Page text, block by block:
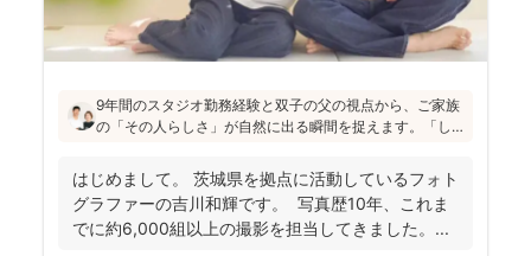
9年間のスタジオ勤務経験と双子の父の視点から、ご家族
の「その人らしさ」が自然に出る瞬間を捉えます。「し
ても「楽しかった！」と気持ちがよみがえる写真を残す
ことを、心がけて活動されていらっしゃいます！
はじめまして。 茨城県を拠点に活動しているフォト
グラファーの吉川和輝です。 写真歴10年、これま
でに約6,000組以上の撮影を担当してきました。 ...